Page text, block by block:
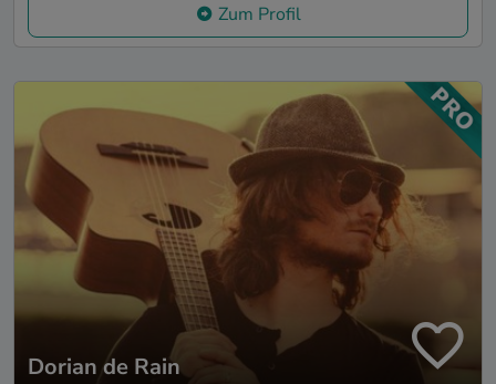
Zum Profil
Dorian de Rain